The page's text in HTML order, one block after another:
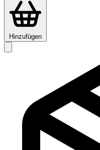
Hinzufügen